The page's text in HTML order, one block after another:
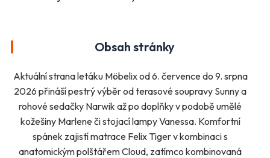
Obsah stránky
Aktuální strana letáku Möbelix od 6. července do 9. srpna
2026 přináší pestrý výběr od terasové soupravy Sunny a
rohové sedačky Narwik až po doplňky v podobě umělé
kožešiny Marlene či stojací lampy Vanessa. Komfortní
spánek zajistí matrace Felix Tiger v kombinaci s
anatomickým polštářem Cloud, zatímco kombinovaná
Bydlení, zahrada
Drogerie, kosmetika
Oblečení
Obuv
Sport
Pro děti, hračky
Lékárny
Auto moto
Ostatní supermarkety